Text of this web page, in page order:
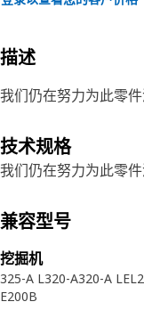
描述
我们仍在努力为此零件
技术规格
我们仍在努力为此零件
兼容型号
挖掘机
325-A L320-A320-A L
E200B